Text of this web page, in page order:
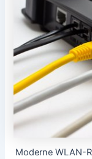
Moderne WLAN-